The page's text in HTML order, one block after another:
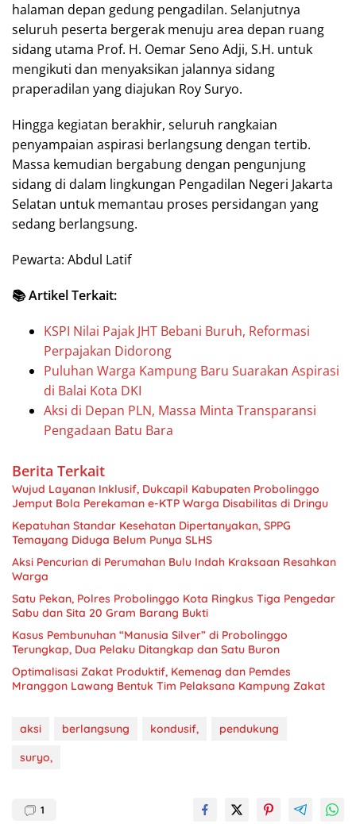
halaman depan gedung pengadilan. Selanjutnya
seluruh peserta bergerak menuju area depan ruang
sidang utama Prof. H. Oemar Seno Adji, S.H. untuk
mengikuti dan menyaksikan jalannya sidang
praperadilan yang diajukan Roy Suryo.
Hingga kegiatan berakhir, seluruh rangkaian
penyampaian aspirasi berlangsung dengan tertib.
Massa kemudian bergabung dengan pengunjung
sidang di dalam lingkungan Pengadilan Negeri Jakarta
Selatan untuk memantau proses persidangan yang
sedang berlangsung.
Pewarta: Abdul Latif
📚 Artikel Terkait:
KSPI Nilai Pajak JHT Bebani Buruh, Reformasi
Perpajakan Didorong
Puluhan Warga Kampung Baru Suarakan Aspirasi
di Balai Kota DKI
Aksi di Depan PLN, Massa Minta Transparansi
Pengadaan Batu Bara
Berita Terkait
Wujud Layanan Inklusif, Dukcapil Kabupaten Probolinggo
Jemput Bola Perekaman e-KTP Warga Disabilitas di Dringu
Kepatuhan Standar Kesehatan Dipertanyakan, SPPG
Temayang Diduga Belum Punya SLHS
Aksi Pencurian di Perumahan Bulu Indah Kraksaan Resahkan
Warga
Satu Pekan, Polres Probolinggo Kota Ringkus Tiga Pengedar
Sabu dan Sita 20 Gram Barang Bukti
Kasus Pembunuhan “Manusia Silver” di Probolinggo
Terungkap, Dua Pelaku Ditangkap dan Satu Buron
Optimalisasi Zakat Produktif, Kemenag dan Pemdes
Mranggon Lawang Bentuk Tim Pelaksana Kampung Zakat
aksi berlangsung kondusif,
pendukung
suryo,
1